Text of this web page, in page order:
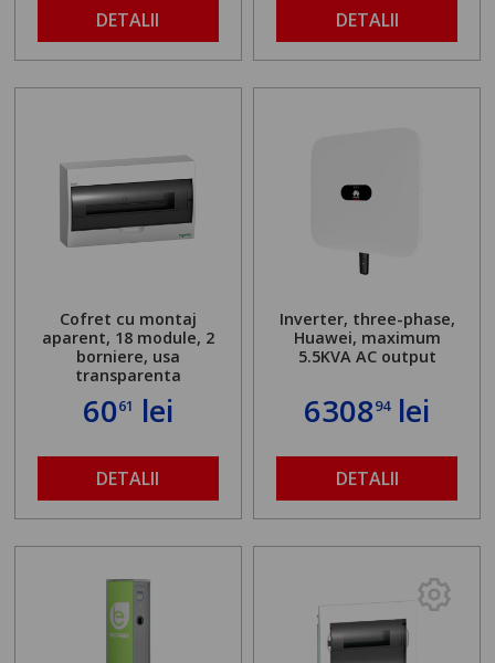
DETALII DETALII
Cofret cu montaj
aparent, 18 module, 2
borniere, usa
transparenta
6061 lei
DETALII
Inverter, three-phase,
Huawei, maximum
5.5KVA AC output
630894lei
DETALII